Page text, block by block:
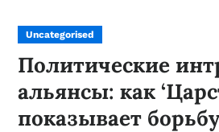
Uncategorised
Политические
альянсы: как
показывает